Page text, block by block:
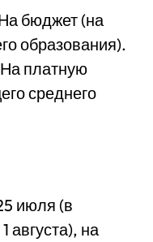
бюджет (на
образования).
На платную
среднего
июля (в
августа), на